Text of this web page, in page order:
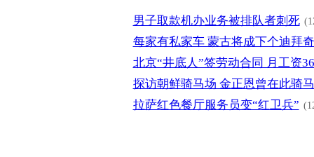
男子取款机办业务被排队者刺死
每家有私家车 蒙古将成下个迪拜
北京“井底人”签劳动合同 月工资
探访朝鲜骑马场 金正恩曾在此骑马
拉萨红色餐厅服务员变“红卫兵”